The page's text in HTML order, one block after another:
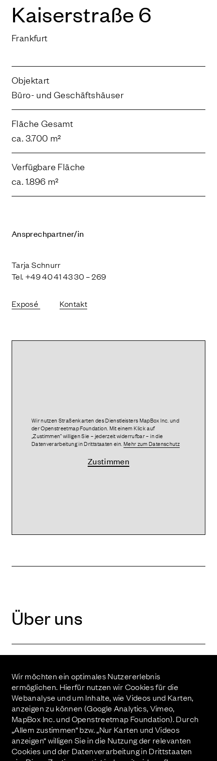
Kai­ser­stra­ße 6
Frankfurt
Objektart
Büro- und Geschäftshäuser
Fläche Gesamt
ca. 3.700 m²
Verfügbare Fläche
ca. 1.896 m²
Ansprechpartner/in
Tarja Schnurr
Tel. +49 40 41 43 30 – 269
Exposé Kontakt
Wir nutzen Straßenkarten des Dienstleisters MapBox Inc. und
der Openstreetmap Foundation. Mit einem Klick auf
„Zustimmen“ willigen Sie – jederzeit widerrufbar – in die
Datenverarbeitung in Drittstaaten ein.Mehr zum Datenschutz
Zustimmen
Über uns
Invest­ment
Wir möchten ein optimales Nutzererlebnis
ermöglichen. Hierfür nutzen wir Cookies für die
Webanalyse und um Inhalte, wie Videos und Karten,
anzeigen zu können (Google Analytics, Vimeo,
MapBox Inc. und Openstreetmap Foundation). Durch
„Allem zustimmen“ bzw. „Nur Karten und Videos
anzeigen“ willigen Sie in die Nutzung der relevanten
Cookies und der Datenverarbeitung in Drittstaaten
Kontakt